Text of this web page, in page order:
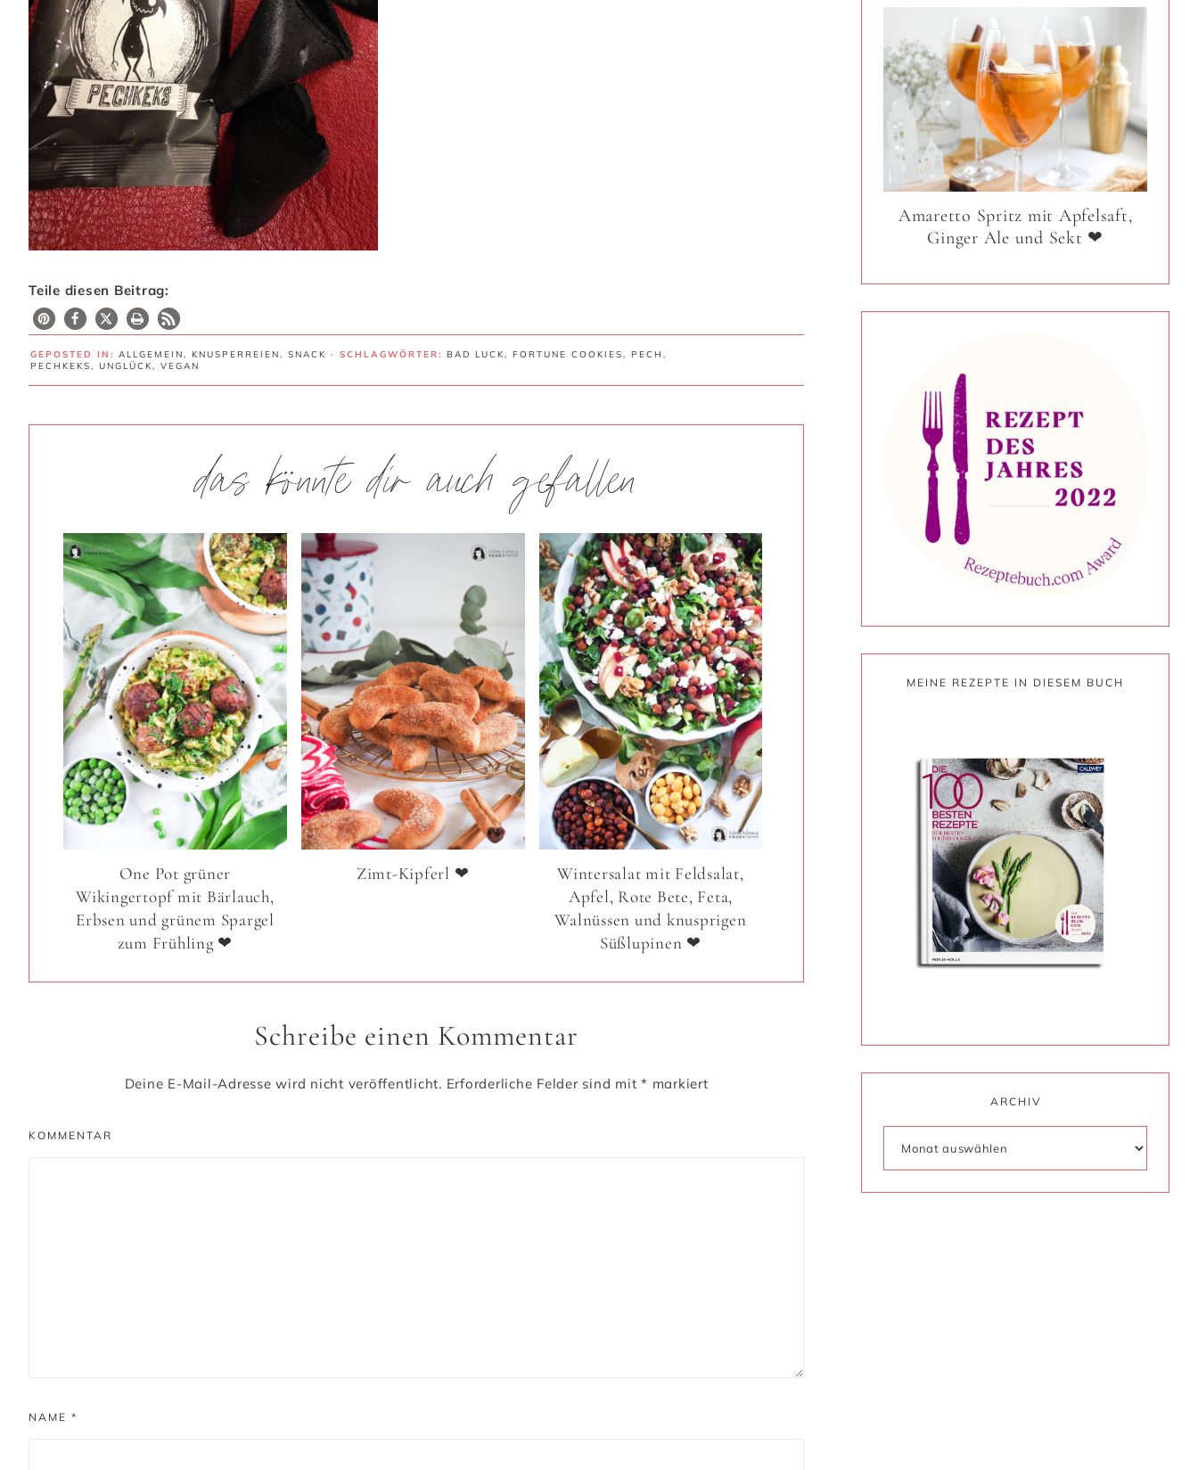
Teile diesen Beitrag:
GEPOSTED IN: ALLGEMEIN, KNUSPERREIEN, SNACK · SCHLAGWÖRTER: BAD LUCK, FORTUNE COOKIES, PECH ,
PECHKEKS, UNGLÜCK, VEGAN
das könnte dir auch gefallen
One Pot grüner
Wikingertopf mit Bärlauch,
Erbsen und grünem Spargel
zum Frühling ❤
Zimt-Kipferl ❤
Wintersalat mit Feldsalat,
Apfel, Rote Bete, Feta,
Walnüssen und knusprigen
Süßlupinen ❤
Schreibe einen Kommentar
Deine E-Mail-Adresse wird nicht veröffentlicht. Erforderliche Felder sind mit* markiert
KOMMENTAR
NAME *
Amaretto Spritz mit Apfelsaft,
Ginger Ale und Sekt ❤
MEINE REZEPTE IN DIESEM BUCH
ARCHIV